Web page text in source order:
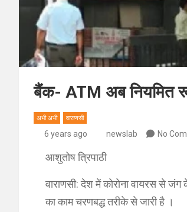
बैंक- ATM अब नियमित
अभी अभी वाराणसी
6 years ago newslab No
आशुतोष त्रिपाठी
वाराणसी: देश में कोरोना वायरस से
का काम चरणबद्ध तरीके से जारी है ।